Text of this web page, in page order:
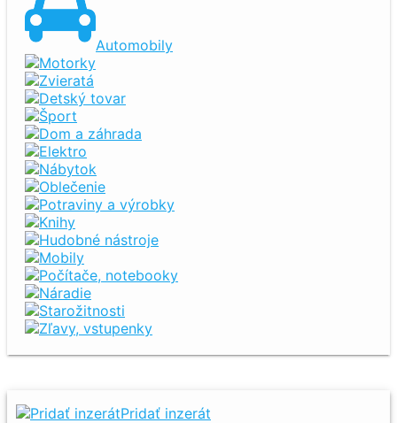
Automobily
Motorky
Zvieratá
Detský tovar
Šport
Dom a záhrada
Elektro
Nábytok
Oblečenie
Potraviny a výrobky
Knihy
Hudobné nástroje
Mobily
Počítače, notebooky
Náradie
Starožitnosti
Zľavy, vstupenky
Pridať inzerát